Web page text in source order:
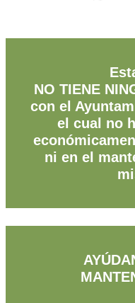
NO TIENE
con el
el cual no
ni en el